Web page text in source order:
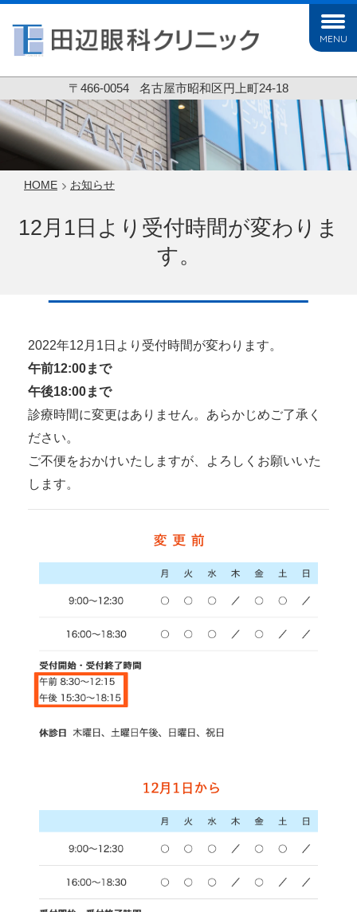
〒466-0054 名古屋市昭和区円上町24-18
MENU
HOME お知らせ
12月1日より受付時間が変わりま
す。
2022年12月1日より受付時間が変わります。
午前12:00まで
午後18:00まで
診療時間に変更はありません。あらかじめご了承く
ださい。
ご不便をおかけいたしますが、よろしくお願いいた
します。